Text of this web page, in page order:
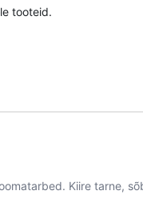
tooteid.
Kiire tarne,